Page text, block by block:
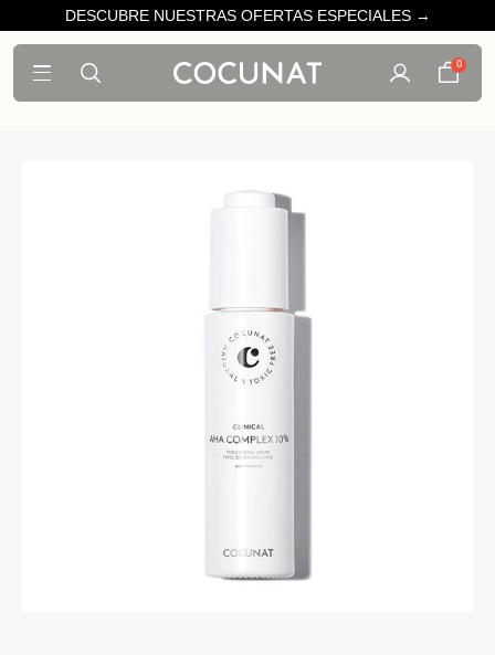
DESCUBRE NUESTRAS OFERTAS ESPECIALES →
0